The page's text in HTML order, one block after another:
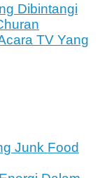
Dibintangi
TV Yang
Junk Food